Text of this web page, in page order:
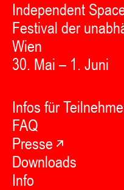
Independent
Festival der
Wien
30. Mai – 1. Juni
Infos für
FAQ
Presse
Downloads
Info